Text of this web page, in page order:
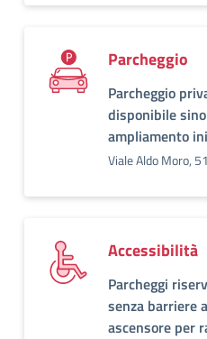
Parcheggio
Parcheggio
disponibile
ampliamento
Viale Aldo Moro,
Accessibilità
Parcheggi
senza barriere
ascensore per